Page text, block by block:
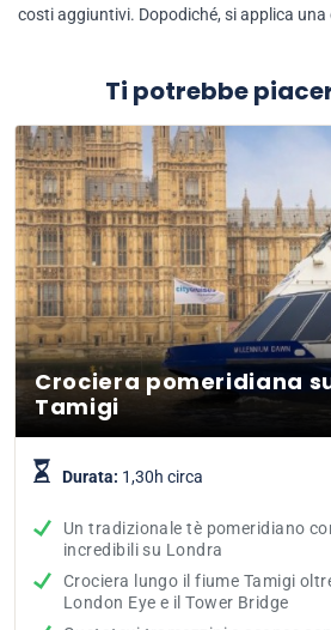
costi aggiuntivi. Dopodiché, si applica una
Ti potrebbe
Crociera pomeridiana
Tamigi
Durata: 1,30h circa
Un tradizionale tè pomeridiano
incredibili su Londra
Crociera lungo il fiume Tamigi
London Eye e il Tower Bridge